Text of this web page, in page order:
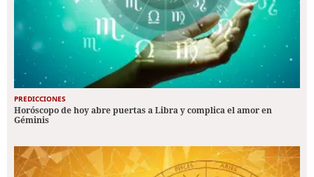
PREDICCIONES
Horóscopo de hoy abre puertas a Libra y complica el amor en
Géminis